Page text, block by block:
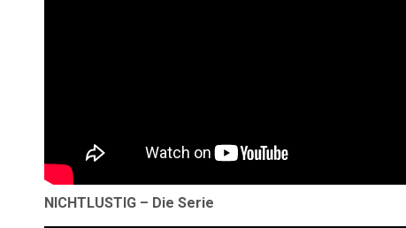
NICHTLUSTIG – Die Serie